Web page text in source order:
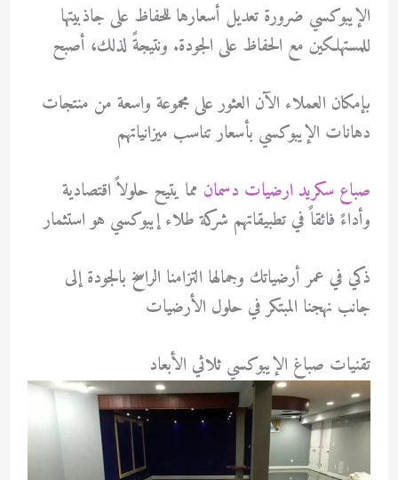
الإيبوكسي ضرورة تعديل أسعارها للحفاظ على جاذبيتها
للمستهلكين مع الحفاظ على الجودة. ونتيجةً لذلك، أصبح
بإمكان العملاء الآن العثور على مجموعة واسعة من منتجات
دهانات الإيبوكسي بأسعار تناسب ميزانياتهم
صباع سكريد ارضيات دسمان مما يتيح حلولاً اقتصادية
وأداءً فائقاً في تطبيقاتهم شركة طلاء إيبوكسي هو استثمار
ذكي في عمر أرضياتك وجمالها التزامنا الراسخ بالجودة إلى
جانب نهجنا المبتكر في حلول الأرضيات
تقنيات صباغ الإيبوكسي ثلاثي الأبعاد